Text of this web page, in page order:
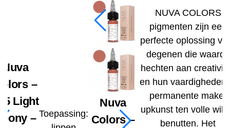
Nuva
–
Light
– Toepassing:
Nuva
Colors –
NUVA COLORS
pigmenten zijn een
perfecte oplossing
degenen die waarde
hechten aan
en hun vaardigheden
permanente make-
upkunst ten volle
benutten. Het